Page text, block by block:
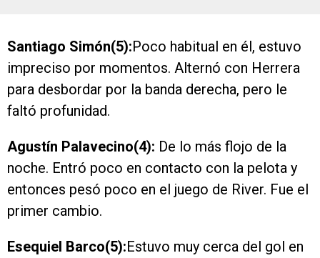
Santiago Simón(5):Poco habitual en él, estuvo
impreciso por momentos. Alternó con Herrera
para desbordar por la banda derecha, pero le
faltó profunidad.
Agustín Palavecino(4): De lo más flojo de la
noche. Entró poco en contacto con la pelota y
entonces pesó poco en el juego de River. Fue el
primer cambio.
Esequiel Barco(5):Estuvo muy cerca del gol en